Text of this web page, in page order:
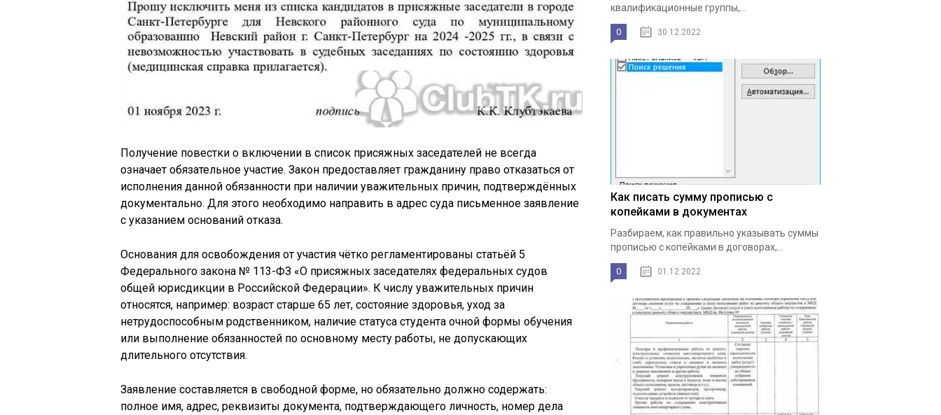
Получение повестки о включении в список присяжных заседателей не всегда
означает обязательное участие. Закон предоставляет гражданину право отказаться от
исполнения данной обязанности при наличии уважительных причин, подтверждённых
документально. Для этого необходимо направить в адрес суда письменное заявление
с указанием оснований отказа.
Основания для освобождения от участия чётко регламентированы статьёй 5
Федерального закона № 113-ФЗ «О присяжных заседателях федеральных судов
общей юрисдикции в Российской Федерации». К числу уважительных причин
относятся, например: возраст старше 65 лет, состояние здоровья, уход за
нетрудоспособным родственником, наличие статуса студента очной формы обучения
или выполнение обязанностей по основному месту работы, не допускающих
длительного отсутствия.
Заявление составляется в свободной форме, но обязательно должно содержать:
полное имя, адрес, реквизиты документа, подтверждающего личность, номер дела
квалификационные группы,...
0 30.12.2022
Как писать сумму прописью с
копейками в документах
Разбираем, как правильно указывать суммы
прописью с копейками в договорах,...
0 01.12.2022